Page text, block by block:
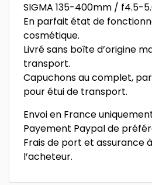
SIGMA 135-400mm / f4.5-
En parfait état de
cosmétique.
Livré sans boîte d’origine
transport.
Capuchons au complet,
pour étui de transport.
Envoi en France
Payement Paypal de
Frais de port et assurance
l’acheteur.